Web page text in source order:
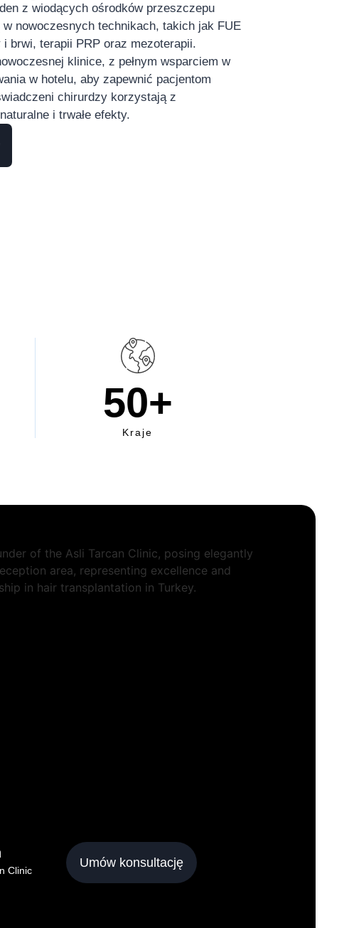
z wiodących ośrodków przeszczepu
nowoczesnych technikach, takich jak FUE
brwi, terapii PRP oraz mezoterapii.
klinice, z pełnym wsparciem w
w hotelu, aby zapewnić pacjentom
chirurdzy korzystają z
i trwałe efekty.
Kraje
50+
Clinic
Umów konsultację